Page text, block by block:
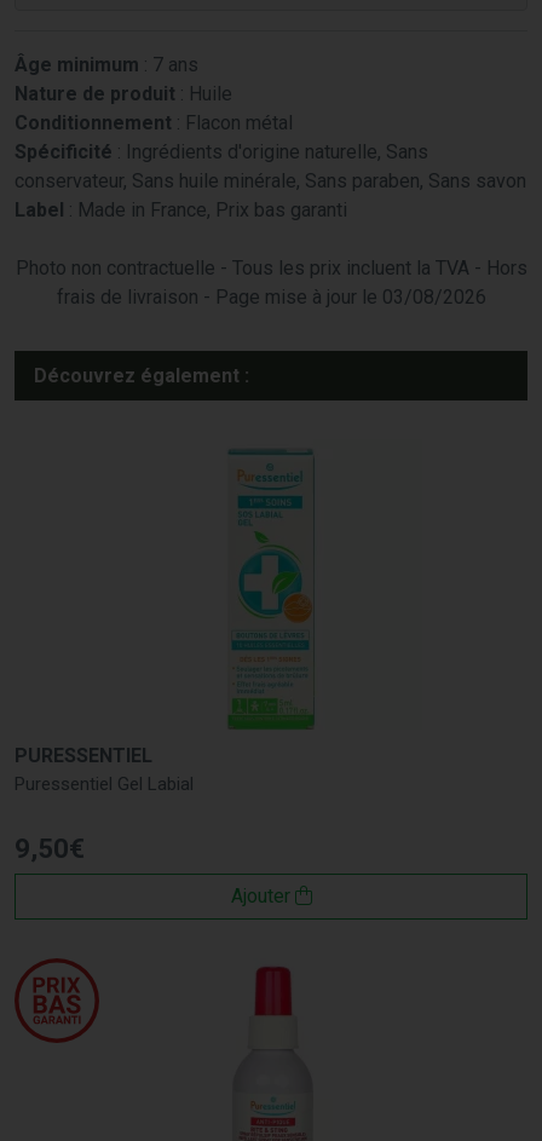
Âge minimum : 7 ans
Nature de produit : Huile
Conditionnement : Flacon métal
Spécificité : Ingrédients d'origine naturelle, Sans
conservateur, Sans huile minérale, Sans paraben, Sans savon
Label : Made in France, Prix bas garanti
Photo non contractuelle - Tous les prix incluent la TVA - Hors
frais de livraison - Page mise à jour le 03/08/2026
Découvrez également :
PURESSENTIEL
Puressentiel Gel Labial
9,50€
Ajouter